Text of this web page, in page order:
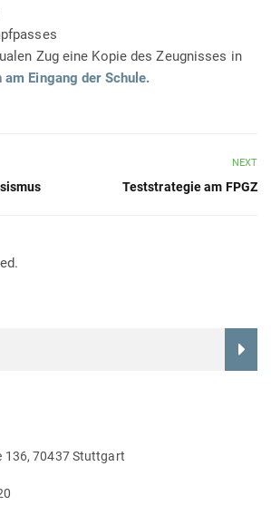
Zug eine Kopie des Zeugnisses in
Eingang der Schule.
NEXT
Teststrategie am FPGZ
136, 70437 Stuttgart